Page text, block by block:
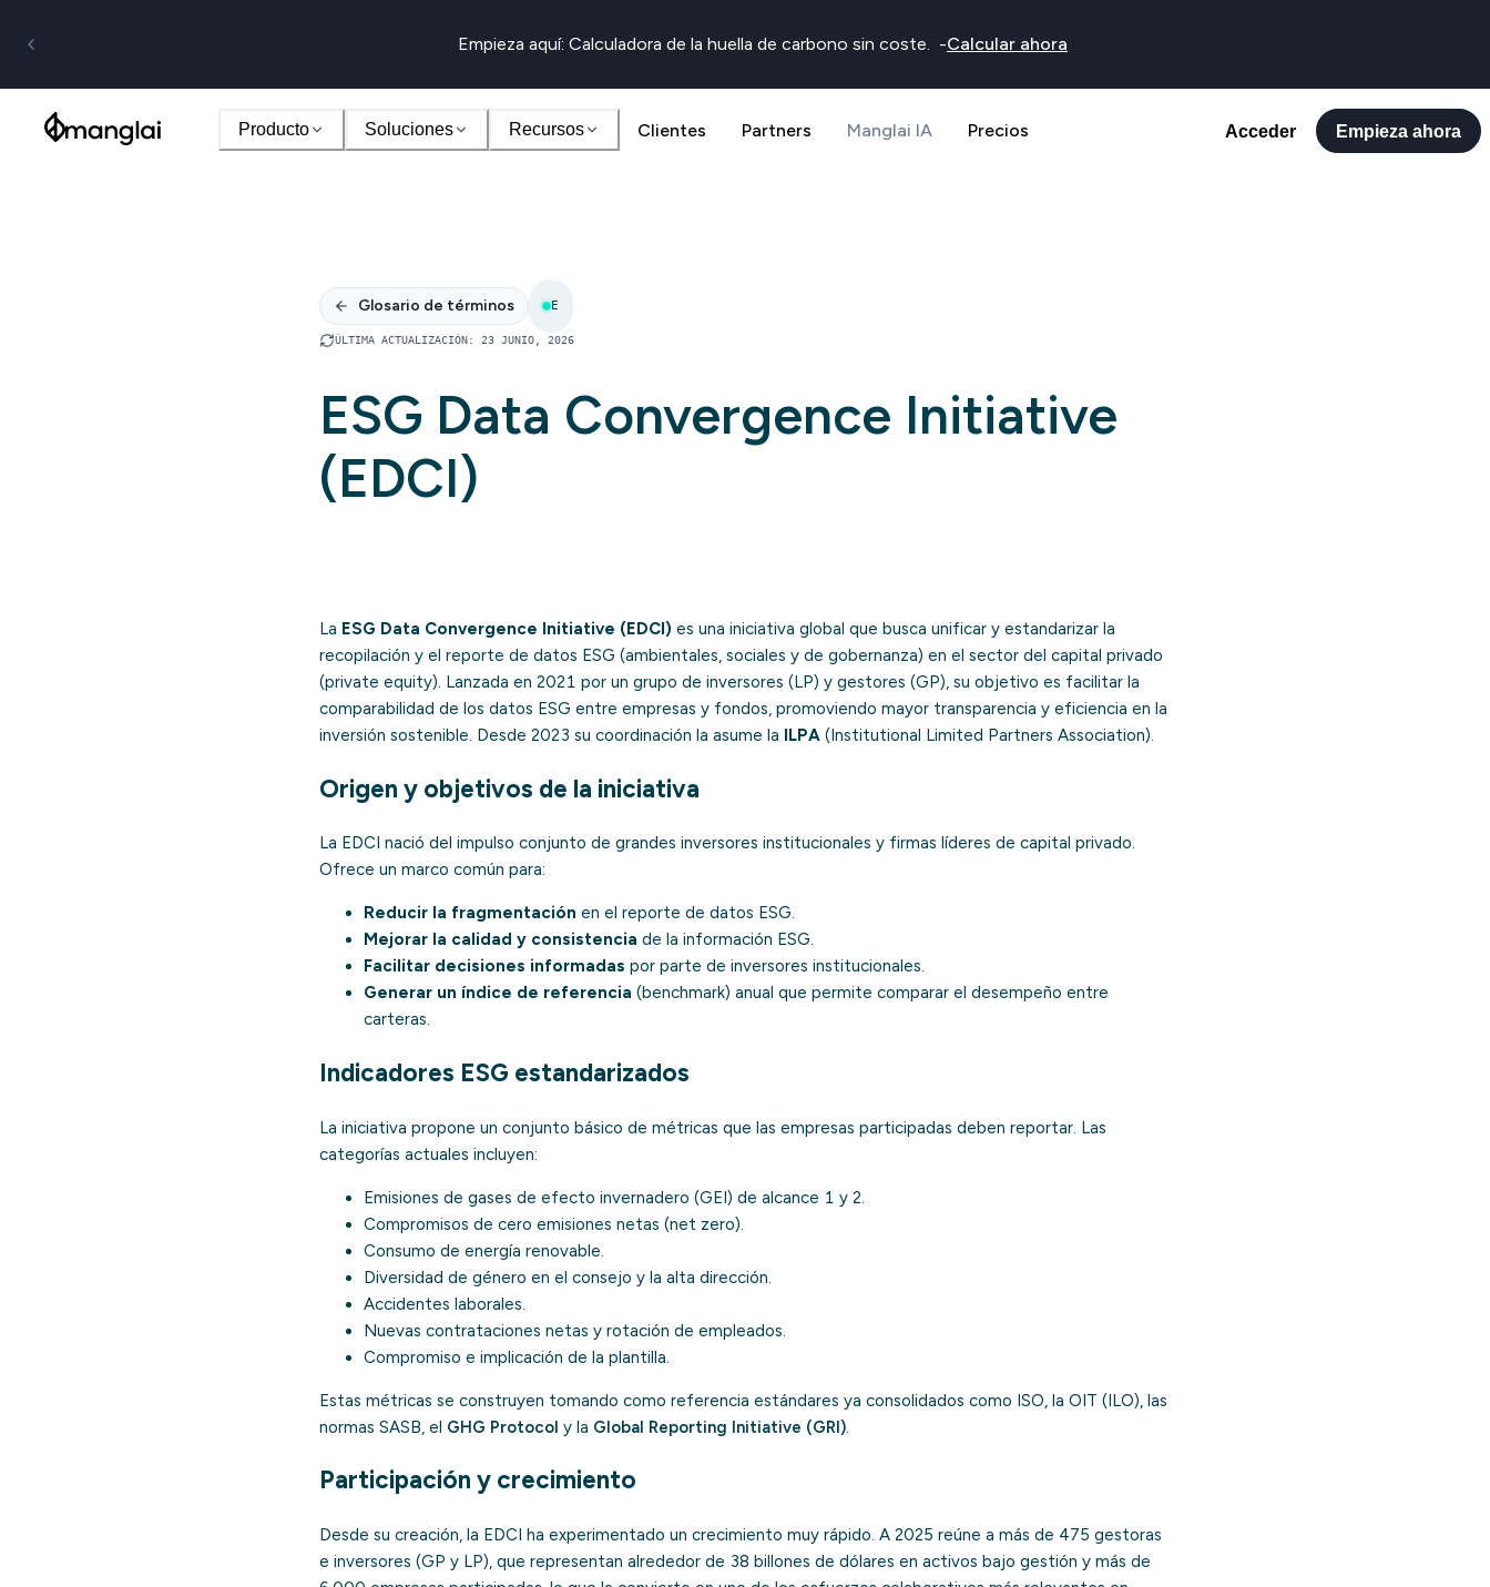
Empieza aquí: Calculadora de la huella de carbono sin coste. -Calcular ahora
Producto Soluciones Recursos Clientes Partners Manglai IA Precios Acceder Empieza ahora
Glosario de términos E
ÚLTIMA ACTUALIZACIÓN: 23 JUNIO, 2026
ESG Data Convergence Initiative
(EDCI)
La ESG Data Convergence Initiative (EDCI) es una iniciativa global que busca unificar y estandarizar la
recopilación y el reporte de datos ESG (ambientales, sociales y de gobernanza) en el sector del capital privado
(private equity). Lanzada en 2021 por un grupo de inversores (LP) y gestores (GP), su objetivo es facilitar la
comparabilidad de los datos ESG entre empresas y fondos, promoviendo mayor transparencia y eficiencia en la
inversión sostenible. Desde 2023 su coordinación la asume la ILPA (Institutional Limited Partners Association).
Origen y objetivos de la iniciativa
La EDCI nació del impulso conjunto de grandes inversores institucionales y firmas líderes de capital privado.
Ofrece un marco común para:
Reducir la fragmentación en el reporte de datos ESG.
Mejorar la calidad y consistencia de la información ESG.
Facilitar decisiones informadas por parte de inversores institucionales.
Generar un índice de referencia (benchmark) anual que permite comparar el desempeño entre
carteras.
Indicadores ESG estandarizados
La iniciativa propone un conjunto básico de métricas que las empresas participadas deben reportar. Las
categorías actuales incluyen:
Emisiones de gases de efecto invernadero (GEI) de alcance 1 y 2.
Compromisos de cero emisiones netas (net zero).
Consumo de energía renovable.
Diversidad de género en el consejo y la alta dirección.
Accidentes laborales.
Nuevas contrataciones netas y rotación de empleados.
Compromiso e implicación de la plantilla.
Estas métricas se construyen tomando como referencia estándares ya consolidados como ISO, la OIT (ILO), las
normas SASB, el GHG Protocol y la Global Reporting Initiative (GRI).
Participación y crecimiento
Desde su creación, la EDCI ha experimentado un crecimiento muy rápido. A 2025 reúne a más de 475 gestoras
e inversores (GP y LP), que representan alrededor de 38 billones de dólares en activos bajo gestión y más de